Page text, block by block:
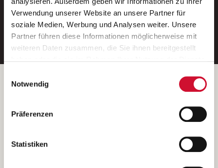
Verwendung unserer Website an unsere Partner für
soziale Medien, Werbung und Analysen weiter. Unsere
Partner führen diese Informationen möglicherweise mit
weiteren Daten zusammen, die Sie ihnen bereitgestellt
Wenn Sie auf „Cookies zulassen“ klicken, so stimmen
Sie der Speicherung sämtlicher Cookies zu. Sie können
Ihre Einwilligung selbstverständlich jederzeit widerrufen,
indem Sie die Cookie-Einstellungen aufrufen und diese
unsererDatenschutzerklärung
Notwendig
Präferenzen
Statistiken
Jobs.
E-Mail-Adresse eintragen
Betreiber der Webseite
Kantstraße 45a
(Ein Tochterunternehmen des AWO Bezirksverbandes Unterfranken
e.V.)